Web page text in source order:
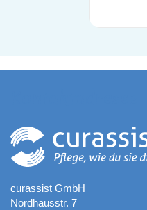
curassist GmbH
Nordhausstr. 7